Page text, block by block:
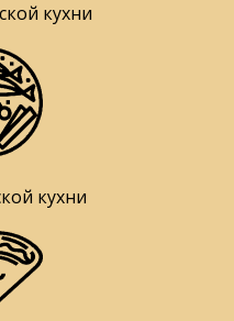
кухни
кухни